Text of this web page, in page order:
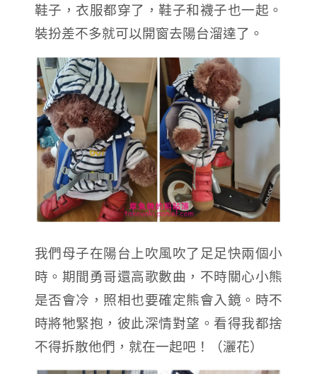
鞋子，衣服都穿了，鞋子和襪子也一起。
裝扮差不多就可以開窗去陽台溜達了。
我們母子在陽台上吹風吹了足足快兩個小
時。期間勇哥還高歌數曲，不時關心小熊
是否會冷，照相也要確定熊會入鏡。時不
時將牠緊抱，彼此深情對望。看得我都捨
不得拆散他們，就在一起吧！（灑花）